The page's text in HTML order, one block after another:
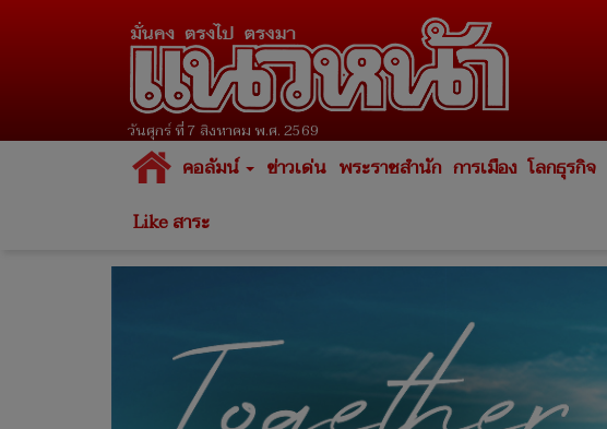
วันศุกร์ ที่ 7 สิงหาคม พ.ศ. 2569
คอลัมน์ ข่าวเด่น พระราชสำนัก การเมือง โลกธุรกิจ
Like สาระ